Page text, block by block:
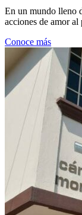
En un mundo lleno
acciones de amor al
Conoce más